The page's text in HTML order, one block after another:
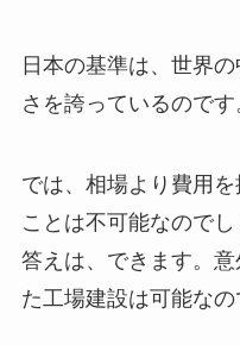
日本の基準は、世界
さを誇っているのです
では、相場より費用
ことは不可能なのでし
答えは、できます。
た工場建設は可能なの